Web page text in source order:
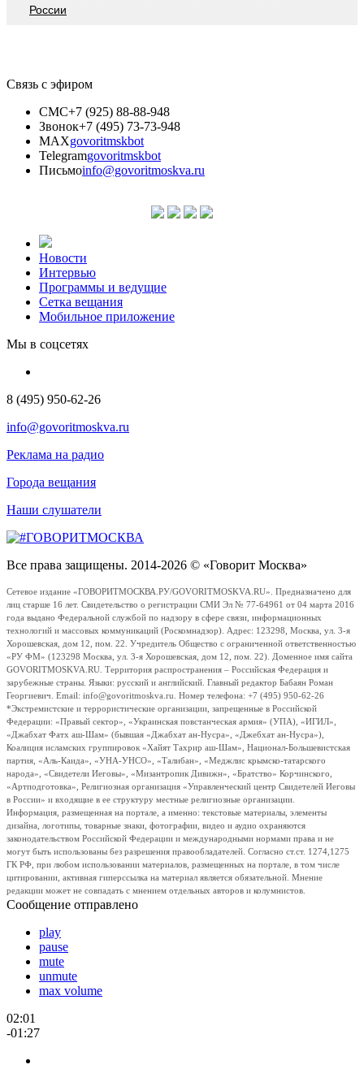
России
Связь с эфиром
СМС+7 (925) 88-88-948
Звонок+7 (495) 73-73-948
MAXgovoritmskbot
Telegramgovoritmskbot
Письмоinfo@govoritmoskva.ru
Новости
Интервью
Программы и ведущие
Сетка вещания
Мобильное приложение
Мы в соцсетях
8 (495) 950-62-26
info@govoritmoskva.ru
Реклама на радио
Города вещания
Наши слушатели
Все права защищены. 2014-2026 © «Говорит Москва»
Сетевое издание «ГОВОРИТМОСКВА.РУ/GOVORITMOSKVA.RU». Предназначено для
лиц старше 16 лет. Свидетельство о регистрации СМИ Эл № 77-64961 от 04 марта 2016
года выдано Федеральной службой по надзору в сфере связи, информационных
технологий и массовых коммуникаций (Роскомнадзор). Адрес: 123298, Москва, ул. 3-я
Хорошевская, дом 12, пом. 22. Учредитель Общество с ограниченной ответственностью
«РУ ФМ» (123298 Москва, ул. 3-я Хорошевская, дом 12, пом. 22). Доменное имя сайта
GOVORITMOSKVA.RU. Территория распространения – Российская Федерация и
зарубежные страны. Языки: русский и английский. Главный редактор Бабаян Роман
Георгиевич. Email: info@govoritmoskva.ru. Номер телефона: +7 (495) 950-62-26
*Экстремистские и террористические организации, запрещенные в Российской
Федерации: «Правый сектор», «Украинская повстанческая армия» (УПА), «ИГИЛ»,
«Джабхат Фатх аш-Шам» (бывшая «Джабхат ан-Нусра», «Джебхат ан-Нусра»),
Коалиция исламских группировок «Хайят Тахрир аш-Шам», Национал-Большевистская
партия, «Аль-Каида», «УНА-УНСО», «Талибан», «Меджлис крымско-татарского
народа», «Свидетели Иеговы», «Мизантропик Дивижн», «Братство» Корчинского,
«Артподготовка», Религиозная организация «Управленческий центр Свидетелей Иеговы
в России» и входящие в ее структуру местные религиозные организации.
Информация, размещенная на портале, а именно: текстовые материалы, элементы
дизайна, логотипы, товарные знаки, фотографии, видео и аудио охраняются
законодательством Российской Федерации и международными нормами права и не
могут быть использованы без разрешения правообладателей. Согласно ст.ст. 1274,1275
ГК РФ, при любом использовании материалов, размещенных на портале, в том числе
цитировании, активная гиперссылка на материал является обязательной. Мнение
редакции может не совпадать с мнением отдельных авторов и колумнистов.
Сообщение отправлено
play
pause
mute
unmute
max volume
02:01
-01:27